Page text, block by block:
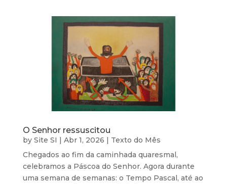
O Senhor ressuscitou
by Site SI | Abr 1, 2026 | Texto do Mês
Chegados ao fim da caminhada quaresmal,
celebramos a Páscoa do Senhor. Agora durante
uma semana de semanas: o Tempo Pascal, até ao